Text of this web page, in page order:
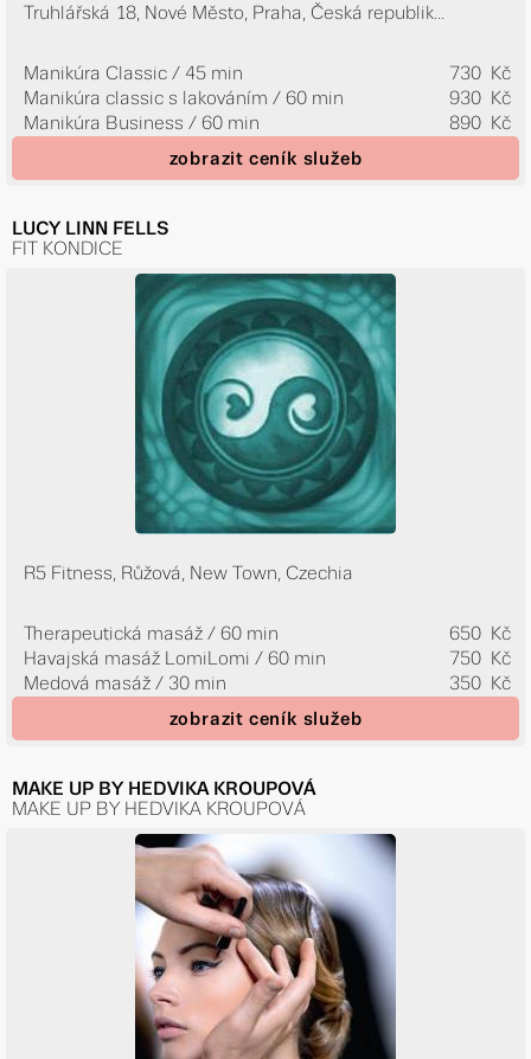
Truhlářská 18, Nové Město, Praha, Česká republik...
Manikúra Classic / 45 min
730 Kč
Manikúra classic s lakováním / 60 min
930 Kč
Manikúra Business / 60 min
890 Kč
zobrazit ceník služeb
LUCY LINN FELLS
FIT KONDICE
R5 Fitness, Růžová, New Town, Czechia
Therapeutická masáž / 60 min
650 Kč
Havajská masáž LomiLomi / 60 min
750 Kč
Medová masáž / 30 min
350 Kč
zobrazit ceník služeb
MAKE UP BY HEDVIKA KROUPOVÁ
MAKE UP BY HEDVIKA KROUPOVÁ